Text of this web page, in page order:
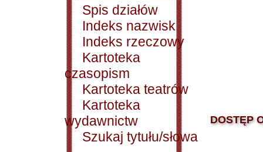
Spis działów
Indeks nazwisk
Indeks rzeczowy
Kartoteka
czasopism
Kartoteka teatrów
Kartoteka
wydawnictw
Szukaj tytułu/słowa
DOSTĘP